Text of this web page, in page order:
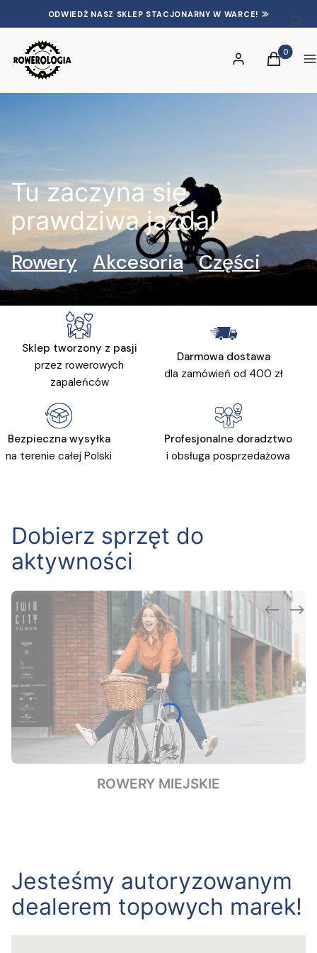
ODWIEDŹ NASZ SKLEP STACJONARNY W WARCE! ⨠
Zaloguj sięProdukty
Koszyk
Tu zaczyna się
prawdziwa jazda!
Rowery Akcesoria Części
Sklep tworzony z pasji
przez rowerowych
zapaleńców
Darmowa dostawa
dla zamówień od 400 zł
Bezpieczna wysyłka
na terenie całej Polski
Profesjonalne doradztwo
i obsługa posprzedażowa
Dobierz sprzęt do
aktywności
ROWERY MIEJSKIE
Jesteśmy autoryzowanym
dealerem topowych marek!